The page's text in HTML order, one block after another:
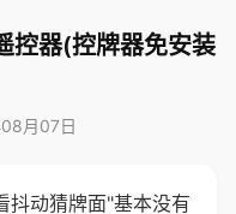
控器(控牌器免安装
月07日
抖动猜牌面"基本没有